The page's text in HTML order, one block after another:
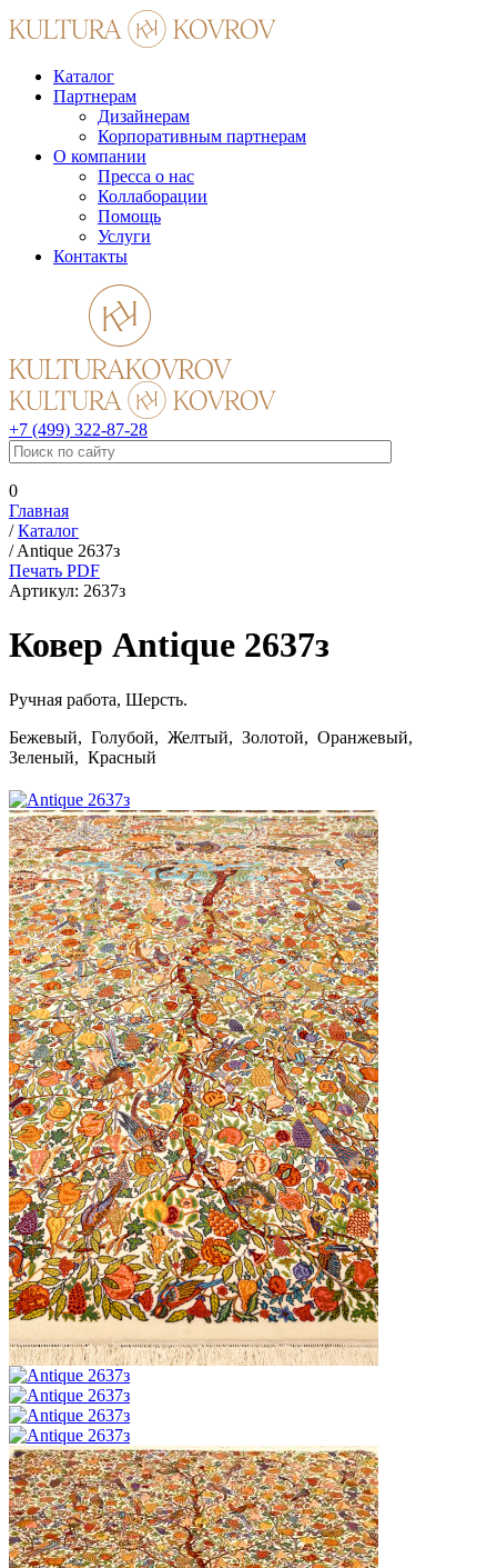
Каталог
Партнерам
Дизайнерам
Корпоративным партнерам
О компании
Пресса о нас
Коллаборации
Помощь
Услуги
Контакты
+7 (499) 322-87-28
0
Главная
/Каталог
/Antique 2637з
Печать PDF
Артикул: 2637з
Ковер Antique 2637з
Ручная работа, Шерсть.
Бежевый, Голубой, Желтый, Золотой, Оранжевый,
Зеленый, Красный